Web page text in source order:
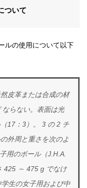
ついて
ルの使用について以下
皮革または合成の材
ならない。表面は光
17：3）。
3 の 2 チ
外周と重さを次のよ
用のボール（J.H.A.
425 ～ 475 g でなけ
生の女子用および中